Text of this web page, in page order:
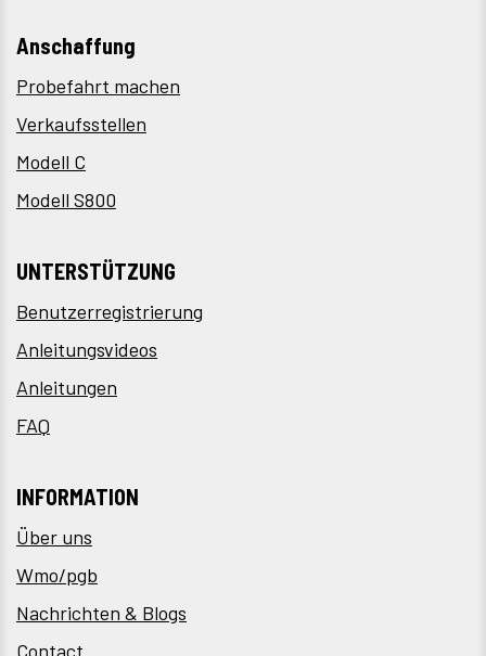
Anschaffung
Probefahrt machen
Verkaufsstellen
Modell C
Modell S800
UNTERSTÜTZUNG
Benutzerregistrierung
Anleitungsvideos
Anleitungen
FAQ
INFORMATION
Über uns
Wmo/pgb
Nachrichten & Blogs
Contact